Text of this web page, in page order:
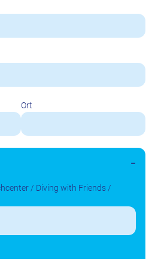
Ort
/ Diving with Friends /